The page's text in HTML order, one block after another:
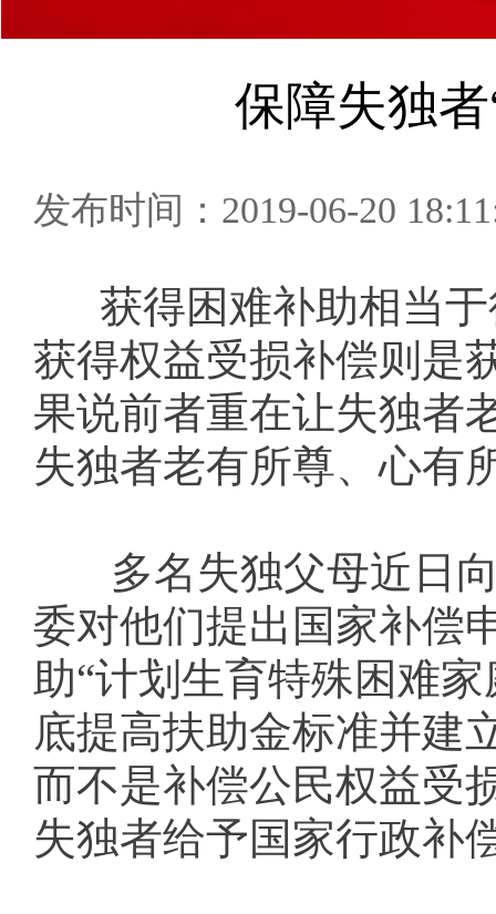
保障失独
发布时间：2019-06-20
获得困难补助相当于
获得权益受损补偿则是
果说前者重在让失独者
失独者老有所尊、心有
多名失独父母近日向
委对他们提出国家补偿
助“计划生育特殊困难
底提高扶助金标准并建
而不是补偿公民权益受
失独者给予国家行政补